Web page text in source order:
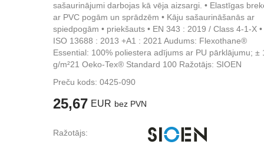
sašaurinājumi darbojas kā vēja aizsargi. • Elastīgas
ar PVC pogām un sprādzēm • Kāju sašaurināšanās ar
spiedpogām • priekšauts • EN 343 : 2019 / Class 4-1-X •
ISO 13688 : 2013 +A1 : 2021 Audums: Flexothane®
Essential: 100% poliestera adījums ar PU pārklājumu; ±
g/m²21 Oeko-Tex® Standard 100 Ražotājs: SIOEN
Preču kods: 0425-090
25,67 EUR bez PVN
Ražotājs: